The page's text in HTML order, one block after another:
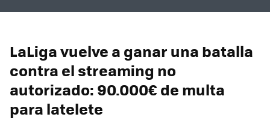
LaLiga vuelve a ganar una batalla
contra el streaming no
autorizado: 90.000€ de multa
para latelete